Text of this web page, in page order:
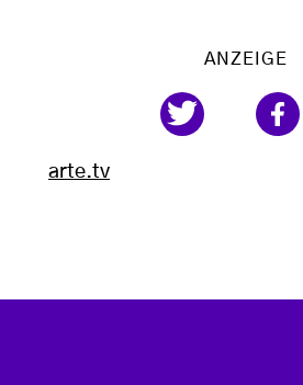
ANZEIGE
arte.tv